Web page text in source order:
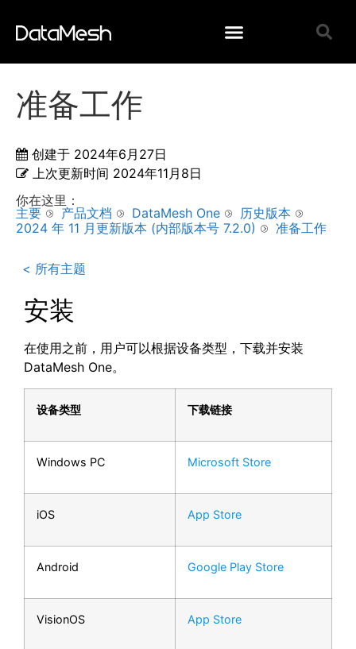
准备工作
创建于 2024年6月27日
上次更新时间 2024年11月8日
你在这里：
主要
产品文档 DataMesh One
历史版本
2024 年 11 月更新版本 (内部版本号 7.2.0)
准备工作
< 所有主题
安装
在使用之前，用户可以根据设备类型，下载并安装
DataMesh One。
设备类型 下载链接
Windows PC Microsoft Store
iOS App Store
Android Google Play Store
VisionOS App Store